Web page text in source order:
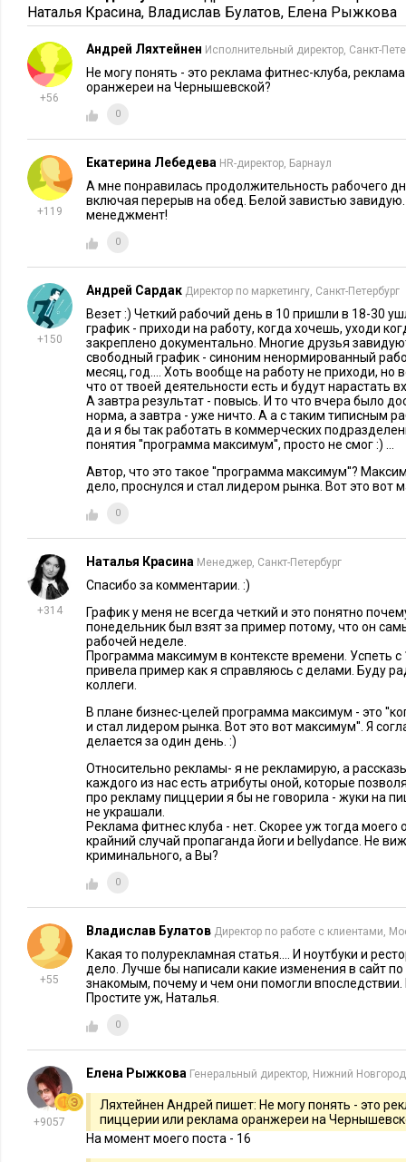
23:30 Пока высыхают волосы, читаю книги по маркетингу
интересные сайты, блоги. Неизменно учу десять слов на
Пополняю словарный запас, чтобы читать статьи по PR на
зарубежных коллег есть чему поучиться.
На повестке дня книга «Конкурентная стратегия. Методика
конкурентов»Майкла Портера. Начало меня порадовало,
00:30 К Морфею в гости на ночные сновидения.
Наталья Красина, Владислав Булатов, Елена Рыжкова
+56
Андрей Ляхтейнен Исполнительный директор, Санкт-
Не могу понять - это реклама фитнес-клуба,
оранжереи на Чернышевской?
0
+119
Екатерина Лебедева HR-директор, Барнаул
А мне понравилась продолжительность рабочего
включая перерыв на обед. Белой завистью
менеджмент!
0
+150
Андрей Сардак Директор по маркетингу, Санкт-Петербург
Везет :) Четкий рабочий день в 10 пришли в 18-30
график - приходи на работу, когда хочешь, уходи
закреплено документально. Многие друзья
свободный график - синоним ненормированный
месяц, год.... Хоть вообще на работу не приходи, но
что от твоей деятельности есть и будут
А завтра результат - повысь. И то что вчера было
норма, а завтра - уже ничто. А а с таким типисным
да и я бы так работать в коммерческих
понятия ''программа максимум'', просто не смог :) ...
Автор, что это такое ''программа максимум''?
дело, проснулся и стал лидером рынка. Вот это вот
0
+314
Наталья Красина Менеджер, Санкт-Петербург
Спасибо за комментарии. :)
График у меня не всегда четкий и это понятно
понедельник был взят за пример потому, что он
рабочей неделе.
Программа максимум в контексте времени. Успеть
привела пример как я справляюсь с делами. Буду
коллеги.
В плане бизнес-целей программа максимум - это
и стал лидером рынка. Вот это вот максимум''. Я
делается за один день. :)
Относительно рекламы- я не рекламирую, а
каждого из нас есть атрибуты оной, которые
про рекламу пиццерии я бы не говорила - жуки на
не украшали.
Реклама фитнес клуба - нет. Скорее уж тогда моего
крайний случай пропаганда йоги и bellydance. Не
криминального, а Вы?
0
+55
Владислав Булатов Директор по работе с клиентами,
Какая то полурекламная статья.... И ноутбуки и
дело. Лучше бы написали какие изменения в сайт
знакомым, почему и чем они помогли
Простите уж, Наталья.
0
+9057
Елена Рыжкова Генеральный директор, Нижний Новгород
Ляхтейнен Андрей пишет: Не могу понять - это
пиццерии или реклама оранжереи на
На момент моего поста - 16